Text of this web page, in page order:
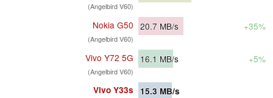
(Angelbird V60)
Nokia G50
(Angelbird V60)
20.7 MB/s +35%
Vivo Y72 5G
(Angelbird V60)
16.1 MB/s +5%
Vivo Y33s 15.3 MB/s